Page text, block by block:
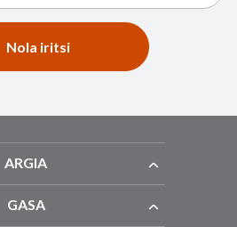
Nola iritsi
ARGIA
GASA